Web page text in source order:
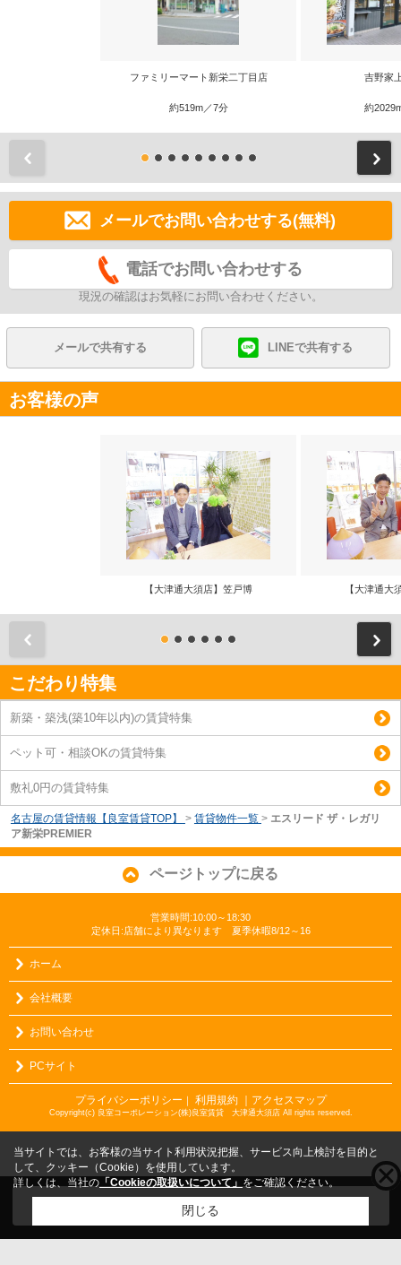
ファミリーマート新栄二丁目店
約519m／7分
吉野家
約
メールでお問い合わせする(無料)
電話でお問い合わせする
現況の確認はお気軽にお問い合わせください。
メールで共有する LINEで共有する
お客様の声
【大津通大須店】笠戸博 【大津通大
こだわり特集
新築・築浅(築10年以内)の賃貸特集
ペット可・相談OKの賃貸特集
敷礼0円の賃貸特集
名古屋の賃貸情報【良室賃貸TOP】 > 賃貸物件一覧 > エスリード ザ・レガリ
ア新栄PREMIER
ページトップに戻る
営業時間:10:00～18:30
定休日:店舗により異なります 夏季休暇8/12～16
ホーム
会社概要
お問い合わせ
PCサイト
プライバシーポリシー 利用規約 ｜アクセスマップ
Copyright(c) 良室コーポレーション(株)良室賃貸 大津通大須店 All rights reserved.
こちらの物件をご覧の方にお勧めな物件
当サイトでは、お客様の当サイト利用状況把握、サービス向上検討を目的と
して、クッキー（Cookie）を使用しています。
詳しくは、当社の 「Cookieの取扱いについて」 をご確認ください。
閉じる